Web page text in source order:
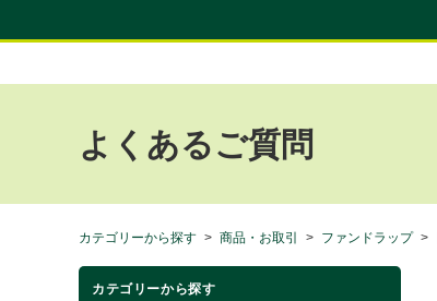
よくあるご質問
カテゴリーから探す > 商品・お取引 > ファンドラップ >
カテゴリーから探す